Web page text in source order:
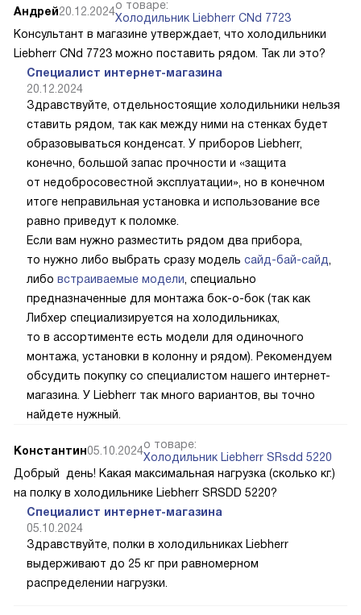
Андрей20.12.2024о товаре:
Холодильник Liebherr CNd 7723
Консультант в магазине утверждает, что холодильники
Liebherr CNd 7723 можно поставить рядом. Так ли это?
Специалист интернет-магазина
20.12.2024
Здравствуйте, отдельностоящие холодильники нельзя
ставить рядом, так как между ними на стенках будет
образовываться конденсат. У приборов Liebherr,
конечно, большой запас прочности и «защита
от недобросовестной эксплуатации», но в конечном
итоге неправильная установка и использование все
равно приведут к поломке.
Если вам нужно разместить рядом два прибора,
то нужно либо выбрать сразу модель сайд-бай-сайд
либо встраиваемые модели , специально
предназначенные для монтажа бок-о-бок (так как
Либхер специализируется на холодильниках,
то в ассортименте есть модели для одиночного
монтажа, установки в колонну и рядом). Рекомендуем
обсудить покупку со специалистом нашего интернет-
магазина. У Liebherr так много вариантов, вы точно
найдете нужный.
Константин05.10.2024о товаре:
Холодильник Liebherr SRsdd 5220
Добрый день! Какая максимальная нагрузка (сколько кг.)
на полку в холодильнике Liebherr SRSDD 5220?
Специалист интернет-магазина
05.10.2024
Здравствуйте, полки в холодильниках Liebherr
выдерживают до 25 кг при равномерном
распределении нагрузки.